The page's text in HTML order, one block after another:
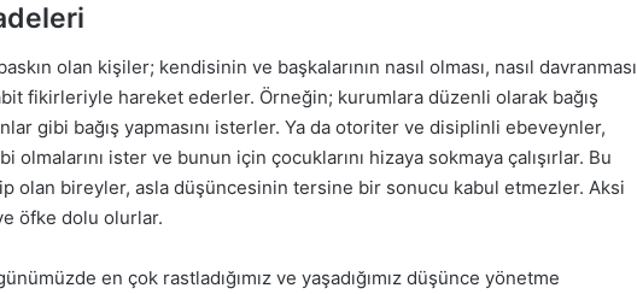
olan kişiler; kendisinin ve başkalarının nasıl olması, nasıl davranması
fikirleriyle hareket ederler. Örneğin; kurumlara düzenli olarak bağış
gibi bağış yapmasını isterler. Ya da otoriter ve disiplinli ebeveynler,
olmalarını ister ve bunun için çocuklarını hizaya sokmaya çalışırlar. Bu
olan bireyler, asla düşüncesinin tersine bir sonucu kabul etmezler. Aksi
öfke dolu olurlar.
en çok rastladığımız ve yaşadığımız düşünce yönetme